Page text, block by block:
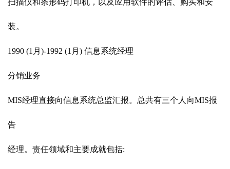
扫描仪和条形码打印机，以及应用软件的评估、购买和安
装。
1990 (1月)-1992 (1月) 信息系统经理
分销业务
MIS经理直接向信息系统总监汇报。总共有三个人向MIS报
告
经理。责任领域和主要成就包括: